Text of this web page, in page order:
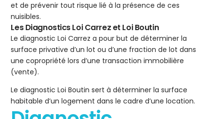
et de prévenir tout risque lié à la présence de ces
nuisibles.
Les Diagnostics Loi Carrez et Loi Boutin
Le diagnostic Loi Carrez a pour but de déterminer la
surface privative d’un lot ou d’une fraction de lot dans
une copropriété lors d’une transaction immobilière
(vente).
Le diagnostic Loi Boutin sert à déterminer la surface
habitable d’un logement dans le cadre d’une location.